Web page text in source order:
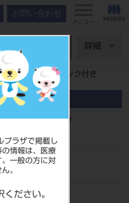
プラザで掲載し
の情報は、医療
。一般の方に対
。
ださい。
お問い合わせ
メニュー
詳細
ューブ フック付き
ブ フック
ード